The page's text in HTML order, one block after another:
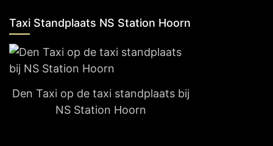
Taxi Standplaats NS Station Hoorn
Den Taxi op de taxi standplaats bij
NS Station Hoorn